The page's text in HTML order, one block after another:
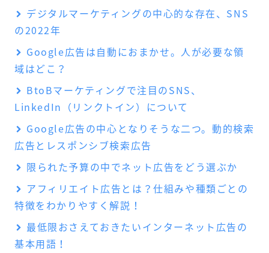
デジタルマーケティングの中心的な存在、SNS
の2022年
Google広告は自動におまかせ。人が必要な領
域はどこ？
BtoBマーケティングで注目のSNS、
LinkedIn（リンクトイン）について
Google広告の中心となりそうな二つ。動的検索
広告とレスポンシブ検索広告
限られた予算の中でネット広告をどう選ぶか
アフィリエイト広告とは？仕組みや種類ごとの
特徴をわかりやすく解説！
最低限おさえておきたいインターネット広告の
基本用語！